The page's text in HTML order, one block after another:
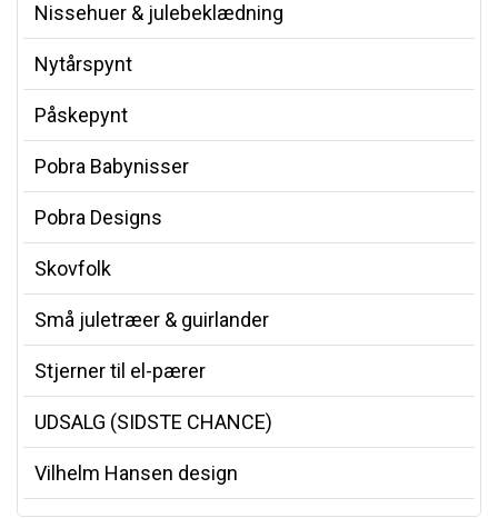
Nissehuer & julebeklædning
Nytårspynt
Påskepynt
Pobra Babynisser
Pobra Designs
Skovfolk
Små juletræer & guirlander
Stjerner til el-pærer
UDSALG (SIDSTE CHANCE)
Vilhelm Hansen design